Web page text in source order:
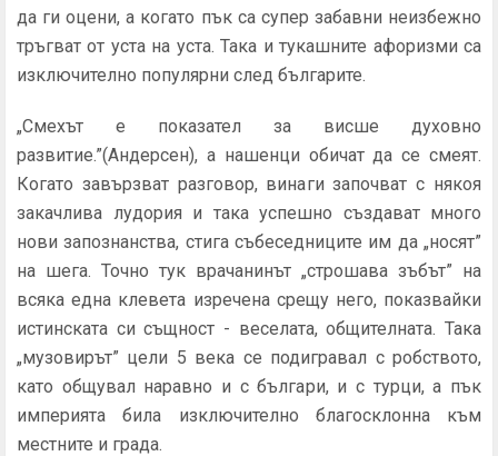
да ги оцени, а когато пък са супер забавни неизбежно
тръгват от уста на уста. Така и тукашните афоризми са
изключително популярни след българите.
„Смехът е показател за висше духовно
развитие.”(Андерсен), а нашенци обичат да се смеят.
Когато завързват разговор, винаги започват с някоя
закачлива лудория и така успешно създават много
нови запознанства, стига събеседниците им да „носят”
на шега. Точно тук врачанинът „строшава зъбът” на
всяка една клевета изречена срещу него, показвайки
истинската си същност - веселата, общителната. Така
„музовирът” цели 5 века се подигравал с робството,
като общувал наравно и с българи, и с турци, а пък
империята била изключително благосклонна към
местните и града.